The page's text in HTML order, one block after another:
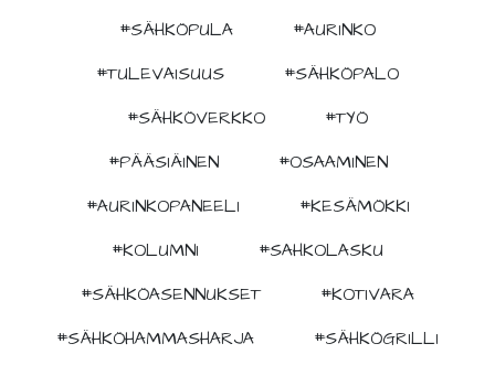
#SÄHKÖPULA
#AURINKO
#TULEVAISUUS
#SÄHKÖPALO
#SÄHKÖVERKKO
#TYÖ
#PÄÄSIÄINEN
#OSAAMINEN
#AURINKOPANEELI
#KESÄMÖKKI
#KOLUMNI
#SAHKOLASKU
#SÄHKÖASENNUKSET
#KOTIVARA
#SÄHKÖHAMMASHARJA
#SÄHKÖGRILLI